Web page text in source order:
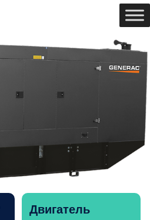
Двигатель